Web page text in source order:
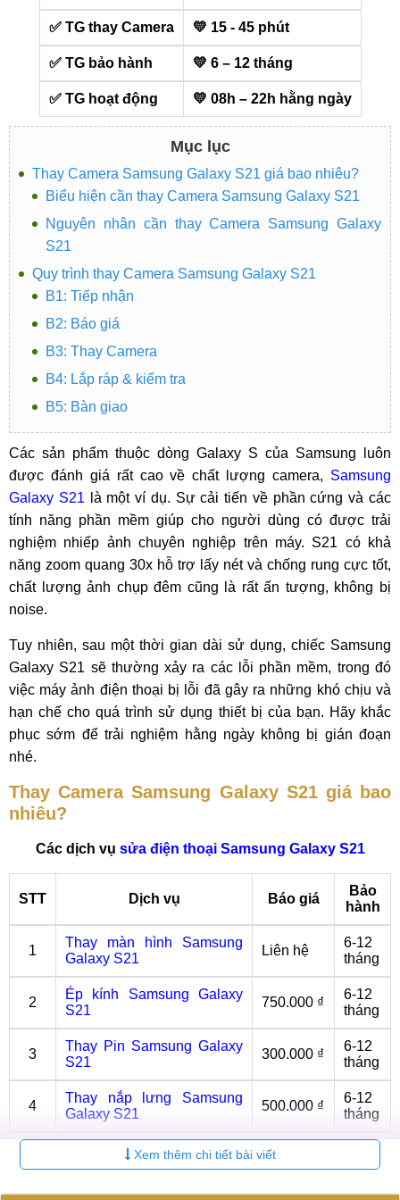
✅ TG thay Camera 💛 15 - 45 phút
✅ TG bảo hành 💛 6 – 12 tháng
✅ TG hoạt động 💛 08h – 22h hằng ngày
Mục lục
Thay Camera Samsung Galaxy S21 giá bao nhiêu?
Biểu hiện cần thay Camera Samsung Galaxy S21
Nguyên nhân cần thay Camera Samsung Galaxy
S21
Quy trình thay Camera Samsung Galaxy S21
B1: Tiếp nhận
B2: Báo giá
B3: Thay Camera
B4: Lắp ráp & kiểm tra
B5: Bàn giao
Các sản phẩm thuộc dòng Galaxy S của Samsung luôn
được đánh giá rất cao về chất lượng camera, Samsung
Galaxy S21 là một ví dụ. Sự cải tiến về phần cứng và các
tính năng phần mềm giúp cho người dùng có được trải
nghiệm nhiếp ảnh chuyên nghiệp trên máy. S21 có khả
năng zoom quang 30x hỗ trợ lấy nét và chống rung cực tốt,
chất lượng ảnh chụp đêm cũng là rất ấn tượng, không bị
noise.
Tuy nhiên, sau một thời gian dài sử dụng, chiếc Samsung
Galaxy S21 sẽ thường xảy ra các lỗi phần mềm, trong đó
việc máy ảnh điện thoại bị lỗi đã gây ra những khó chịu và
hạn chế cho quá trình sử dụng thiết bị của bạn. Hãy khắc
phục sớm để trải nghiệm hằng ngày không bị gián đoạn
nhé.
Thay Camera Samsung Galaxy S21 giá bao
nhiêu?
Các dịch vụ sửa điện thoại Samsung Galaxy S21
STT Dịch vụ Báo giá
Bảo
hành
1
Thay màn hình Samsung
Galaxy S21
Liên hệ
6-12
tháng
2
Ép kính Samsung Galaxy
S21
750.000 ₫
6-12
tháng
3
Thay Pin Samsung Galaxy
S21
300.000 ₫
6-12
tháng
4
Thay nắp lưng Samsung
Galaxy S21
500.000 ₫
6-12
tháng
Sửa nguồn Samsung
Galaxy S21
1.000.000
₫
tháng
Xem thêm chi tiết bài viết